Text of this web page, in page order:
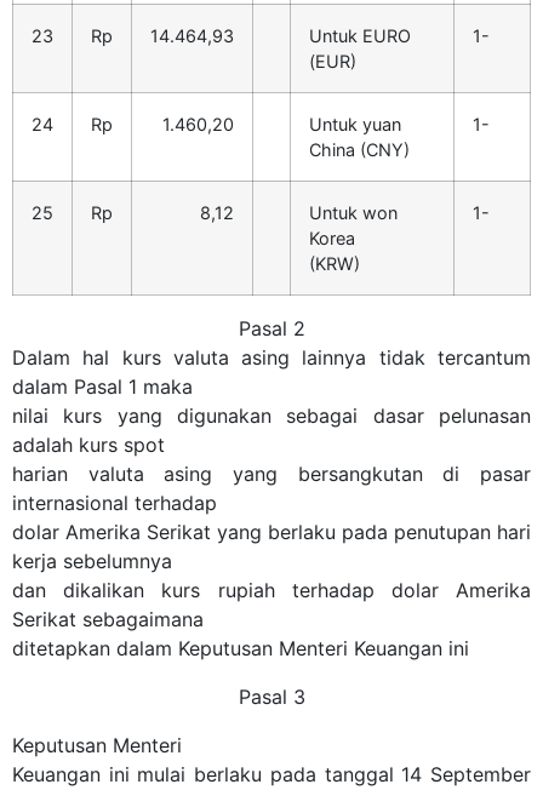
23 Rp 14.464,93
Untuk EURO
(EUR)
1-
24 Rp 1.460,20
Untuk yuan
China (CNY)
1-
25 Rp 8,12
Untuk won
Korea
(KRW)
1-
Pasal 2
Dalam hal kurs valuta asing lainnya tidak tercantum
dalam Pasal 1 maka
nilai kurs yang digunakan sebagai dasar pelunasan
adalah kurs spot
harian valuta asing yang bersangkutan di pasar
internasional terhadap
dolar Amerika Serikat yang berlaku pada penutupan hari
kerja sebelumnya
dan dikalikan kurs rupiah terhadap dolar Amerika
Serikat sebagaimana
ditetapkan dalam Keputusan Menteri Keuangan ini
Pasal 3
Keputusan Menteri
Keuangan ini mulai berlaku pada tanggal 14 September